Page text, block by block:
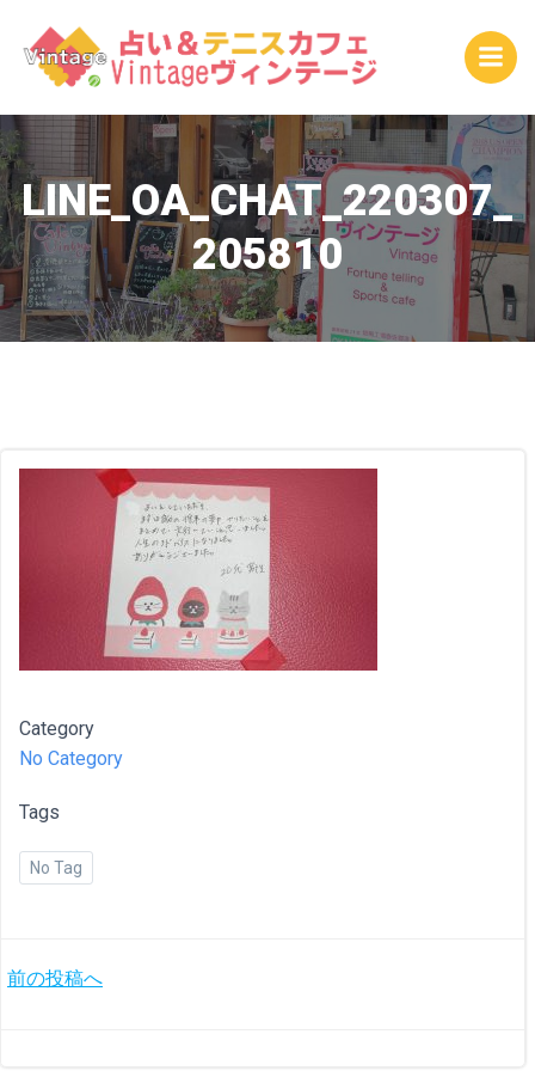
ン
テ
ツ
へ
ス
キ
ッ
プ
LINE_OA_CHAT_220307_
205810
Category
No Category
Tags
No Tag
投
前の投稿へ